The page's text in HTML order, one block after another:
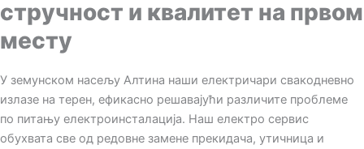
стручност и квалитет на првом
месту
У земунском насељу Алтина наши електричари свакодневно
излазе на терен, ефикасно решавајући различите проблеме
по питању електроинсталација. Наш електро сервис
обухвата све од редовне замене прекидача, утичница и